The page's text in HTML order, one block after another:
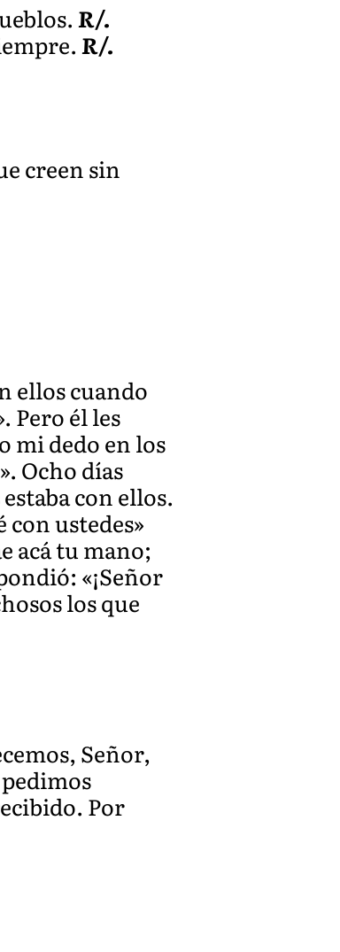
R/.
R/.
creen sin
ellos cuando
Pero él les
mi dedo en los
Ocho días
con ellos.
con ustedes»
acá tu mano;
«¡Señor
los que
Señor,
Por